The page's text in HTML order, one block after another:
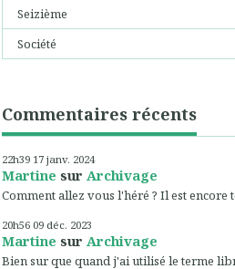
Seizième
Société
Commentaires récents
22h39 17 janv. 2024
Martine sur Archivage
Comment allez vous l'héré ? Il est encore
20h56 09 déc. 2023
Martine sur Archivage
Bien sur que quand j'ai utilisé le terme